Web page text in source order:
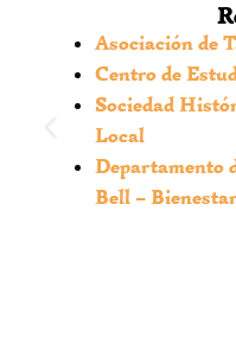
Sí, el seguimiento
señales a
mantenimiento
rituales o incienso
energía positiva
de Temple.
Asociación de
Centro de
Sociedad
Local
Departamento
Bell –